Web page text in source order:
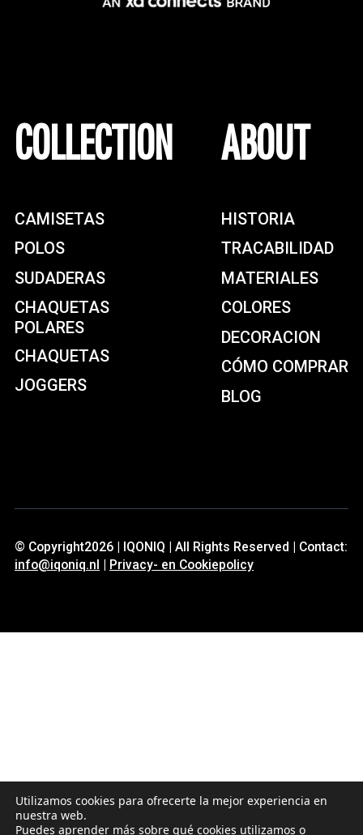
COLLECTION
CAMISETAS
POLOS
SUDADERAS
CHAQUETAS
POLARES
CHAQUETAS
JOGGERS
ABOUT
HISTORIA
TRACABILIDAD
MATERIALES
COLORES
DECORACION
CÓMO COMPRAR
BLOG
© Copyright2026 | IQONIQ | All Rights Reserved | Contact:
info@iqoniq.nl | Privacy- en Cookiepolicy
Utilizamos cookies para ofrecerte la mejor experiencia en
nuestra web.
Puedes aprender más sobre qué cookies utilizamos o